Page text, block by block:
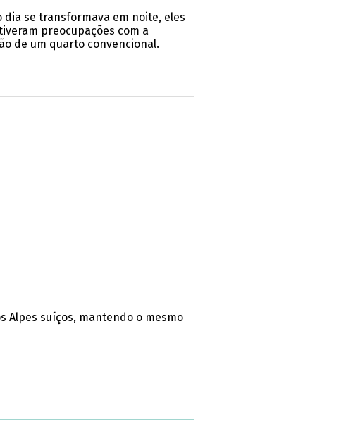
se transformava em noite, eles
preocupações com a
de um quarto convencional.
Alpes suíços, mantendo o mesmo